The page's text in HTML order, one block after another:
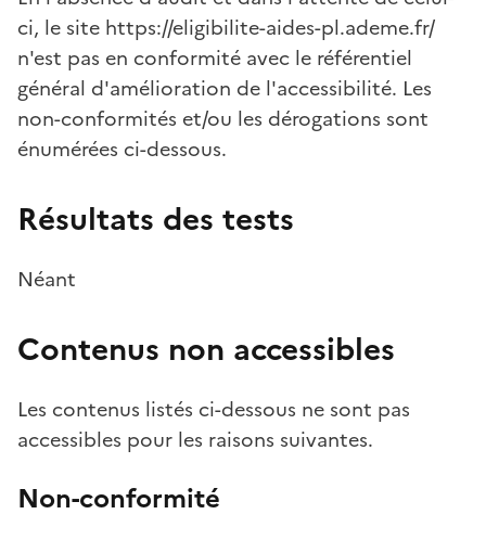
ci, le site https://eligibilite-aides-pl.ademe.fr/
n'est pas en conformité avec le référentiel
général d'amélioration de l'accessibilité. Les
non-conformités et/ou les dérogations sont
énumérées ci-dessous.
Résultats des tests
Néant
Contenus non accessibles
Les contenus listés ci-dessous ne sont pas
accessibles pour les raisons suivantes.
Non-conformité